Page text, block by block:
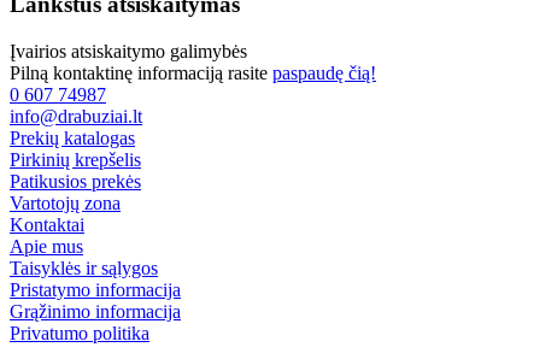
Įvairios atsiskaitymo galimybės
Pilną kontaktinę informaciją rasite paspaudę čią!
0 607 74987
info@drabuziai.lt
Prekių katalogas
Pirkinių krepšelis
Patikusios prekės
Vartotojų zona
Kontaktai
Apie mus
Taisyklės ir sąlygos
Pristatymo informacija
Grąžinimo informacija
Privatumo politika